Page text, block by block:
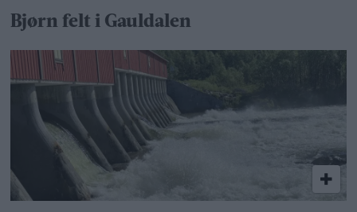
Bjørn felt i Gauldalen